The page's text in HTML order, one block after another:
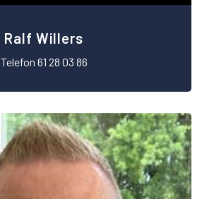
Ralf Willers
Telefon 61 28 03 86